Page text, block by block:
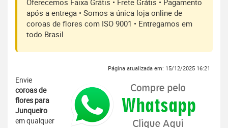
Oferecemos Faixa Grátis • Frete Grátis • Pagamento
após a entrega • Somos a única loja online de
coroas de flores com ISO 9001 • Entregamos em
todo Brasil
Página atualizada em: 15/12/2025 16:21
Envie
coroas de
flores para
Junqueiro
em qualquer